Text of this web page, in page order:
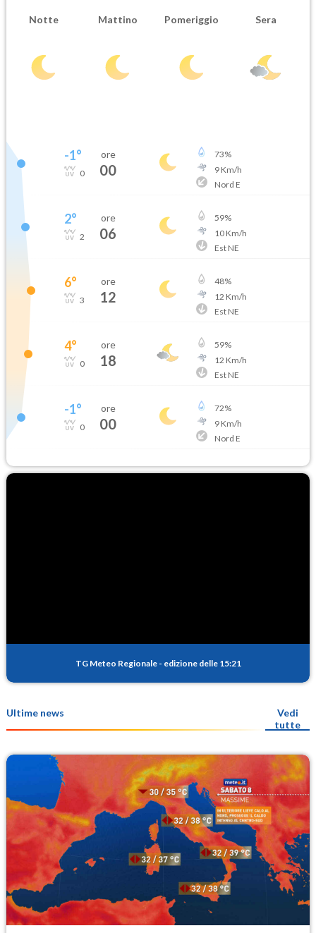
Notte Mattino Pomeriggio Sera
-1°
0
ore
00
73%
9Km/h
Nord E
2°
2
ore
06
59%
10Km/h
Est NE
6°
3
ore
12
48%
12 Km/h
Est NE
4°
0
ore
18
59%
12 Km/h
Est NE
-1°
0
ore
00
72%
9Km/h
Nord E
TG Meteo Regionale - edizione delle 15:21
Ultime news
Vedi
tutte